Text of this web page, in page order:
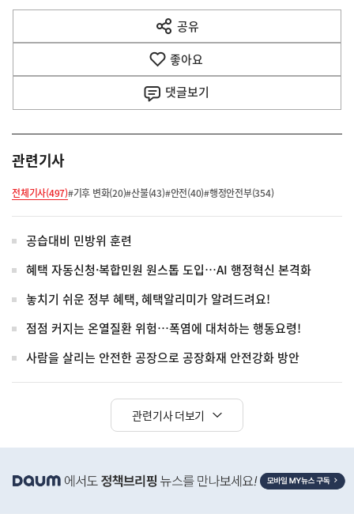
다
음
공유
열
기
좋아요
댓글보기
관련기사
전체기사(497)#기후 변화(20)#산불(43)#안전(40)#행정안전부(354)
공습대비 민방위 훈련
혜택 자동신청·복합민원 원스톱 도입…AI 행정혁신 본격화
놓치기 쉬운 정부 혜택, 혜택알리미가 알려드려요!
점점 커지는 온열질환 위험…폭염에 대처하는 행동요령!
사람을 살리는 안전한 공장으로 공장화재 안전강화 방안
관련기사 더보기
단